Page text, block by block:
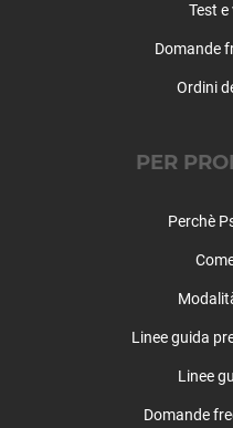
Test
Domande
Ordini
PER
Perchè
Linee guida
Linee
Domande